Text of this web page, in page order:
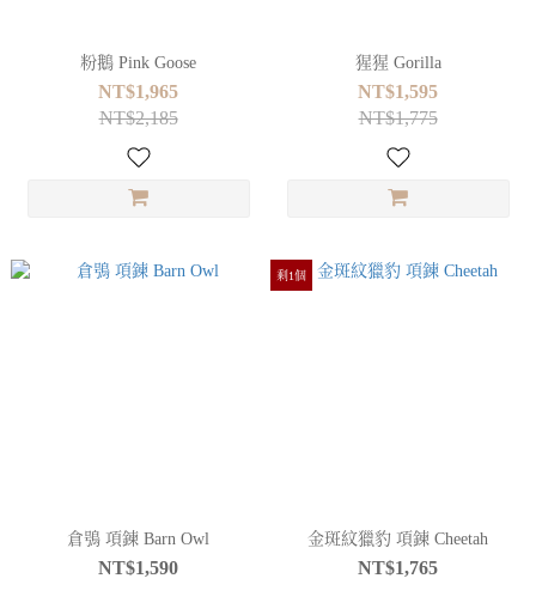
粉鵝 Pink Goose
NT$1,965
NT$2,185
猩猩 Gorilla
NT$1,595
NT$1,775
倉鴞 項鍊 Barn Owl
NT$1,590
剩1個
金斑紋獵豹 項鍊 Cheetah
NT$1,765